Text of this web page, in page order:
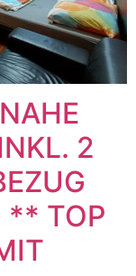
2
** TOP